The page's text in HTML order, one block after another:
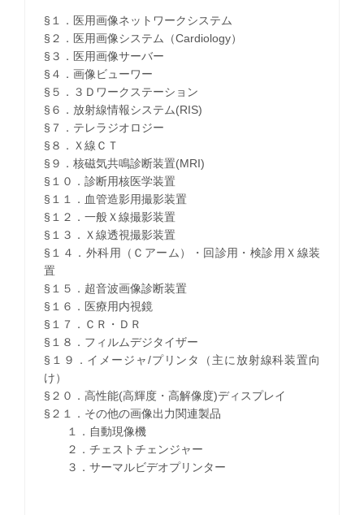
§１．医用画像ネットワークシステム
§２．医用画像システム（Cardiology）
§３．医用画像サーバー
§４．画像ビューワー
§５．３Ｄワークステーション
§６．放射線情報システム(RIS)
§７．テレラジオロジー
§８．Ｘ線ＣＴ
§９．核磁気共鳴診断装置(MRI)
§１０．診断用核医学装置
§１１．血管造影用撮影装置
§１２．一般Ｘ線撮影装置
§１３．Ｘ線透視撮影装置
§１４．外科用（Ｃアーム）・回診用・検診用Ｘ線装
置
§１５．超音波画像診断装置
§１６．医療用内視鏡
§１７．ＣＲ・ＤＲ
§１８．フィルムデジタイザー
§１９．イメージャ/プリンタ（主に放射線科装置向
け）
§２０．高性能(高輝度・高解像度)ディスプレイ
§２１．その他の画像出力関連製品
１．自動現像機
２．チェストチェンジャー
３．サーマルビデオプリンター